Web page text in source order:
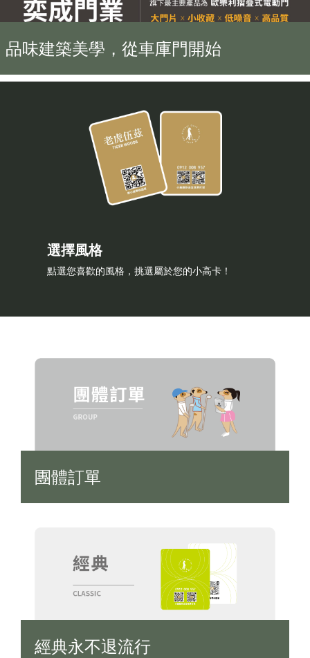
品味建築美學，從車庫門開始
選擇風格
點選您喜歡的風格，挑選屬於您的小高卡！
團體訂單
經典永不退流行